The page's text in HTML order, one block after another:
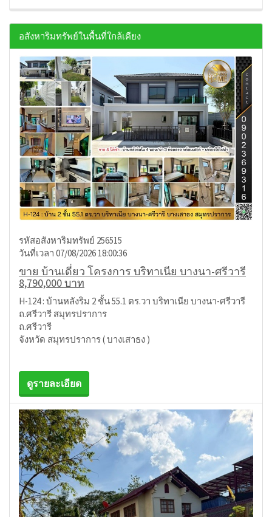
อสังหาริมทรัพย์ในพื้นที่ใกล้เคียง
รหัสอสังหาริมทรัพย์ 256515
วันที่เวลา 07/08/2026 18:00:36
ขาย บ้านเดี่ยว โครงการ บริทาเนีย บางนา-ศรีวารี
8,790,000 บาท
H-124 : บ้านหลังริม 2 ชั้น 55.1 ตร.วา บริทาเนีย บางนา-ศรีวารี
ถ.ศรีวารี สมุทรปราการ
ถ.ศรีวารี
จังหวัด สมุทรปราการ ( บางเสาธง )
ดูรายละเอียด